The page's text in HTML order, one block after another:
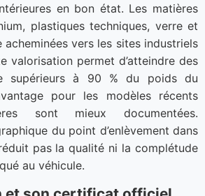
en bon état. Les matières
plastiques techniques, verre et
vers les sites industriels
valorisation permet d’atteindre des
supérieurs à 90 % du poids du
pour les modèles récents
sont mieux documentées.
du point d’enlèvement dans
pas la qualité ni la complétude
au véhicule.